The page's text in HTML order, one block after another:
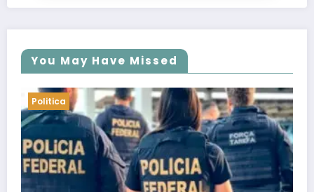
You May Have Missed
Politica